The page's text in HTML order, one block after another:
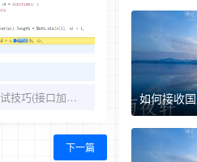
Jsvmp插桩调试技巧(接口加密参数定位)
下一篇